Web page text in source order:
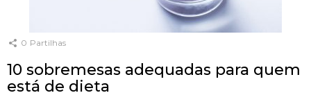
0 Partilhas
10 sobremesas adequadas para quem
está de dieta